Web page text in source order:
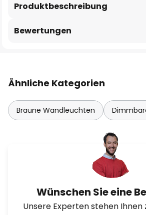
Produktbeschreibung
Bewertungen
Ähnliche Kategorien
Braune Wandleuchten
Wünschen Sie eine
Unsere Experten stehen Ihnen